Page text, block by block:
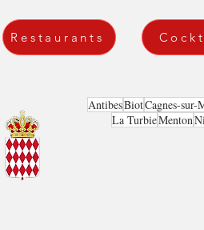
Restaurants
AntibesBiotCagnes-sur-
La TurbieMenton